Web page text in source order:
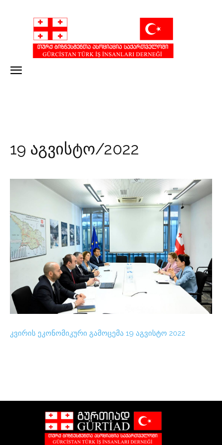
19 აგვისტო/2022
კვირის ეკონომიკური გამოცემა 19 აგვისტო 2022